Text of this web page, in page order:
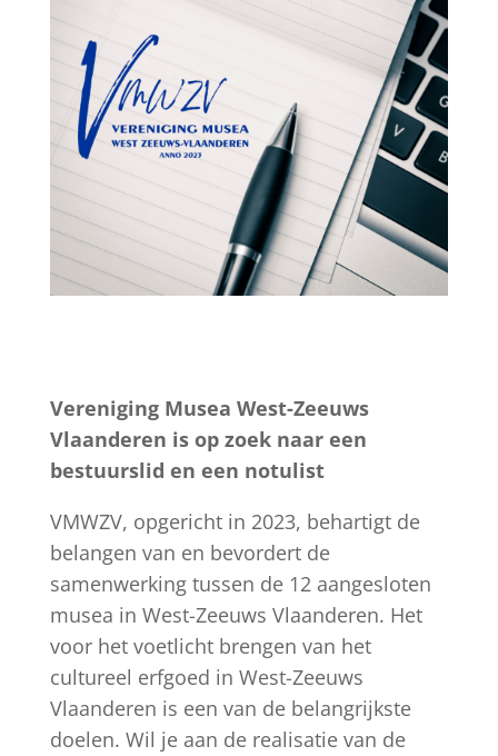
Vereniging Musea West-Zeeuws
Vlaanderen is op zoek naar een
bestuurslid en een notulist
VMWZV, opgericht in 2023, behartigt de
belangen van en bevordert de
samenwerking tussen de 12 aangesloten
musea in West-Zeeuws Vlaanderen. Het
voor het voetlicht brengen van het
cultureel erfgoed in West-Zeeuws
Vlaanderen is een van de belangrijkste
doelen. Wil je aan de realisatie van de